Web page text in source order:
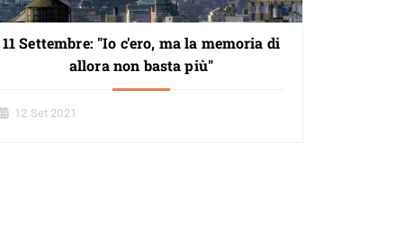
11 Settembre: "Io c'ero, ma la memoria di
allora non basta più"
12 Set 2021